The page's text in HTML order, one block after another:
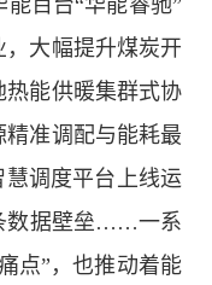
，大幅提升煤炭开
热能供暖集群式协
准调配与能耗最
慧调度平台上线运
数据壁垒……一系
点”，也推动着能